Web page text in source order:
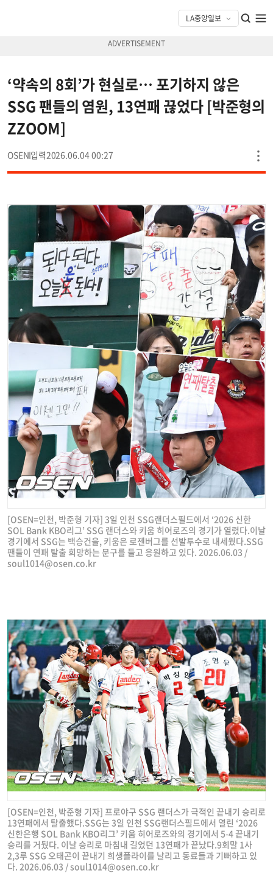
‘약속의 8회’가 현실로… 포기하지 않은
SSG 팬들의 염원, 13연패 끊었다 [박준형의
ZZOOM]
OSEN 2026.06.04 00:27
[OSEN=인천, 박준형 기자] 3일 인천 SSG랜더스필드에서 ‘2026 신한
SOL Bank KBO리그’ SSG 랜더스와 키움 히어로즈의 경기가 열렸다.이날
경기에서 SSG는 백승건을, 키움은 로젠버그를 선발투수로 내세웠다.SSG
팬들이 연패 탈출 희망하는 문구를 들고 응원하고 있다. 2026.06.03 /
soul1014@osen.co.kr
[OSEN=인천, 박준형 기자] 프로야구 SSG 랜더스가 극적인 끝내기 승리로
13연패에서 탈출했다.SSG는 3일 인천 SSG랜더스필드에서 열린 ‘2026
신한은행 SOL Bank KBO리그’ 키움 히어로즈와의 경기에서 5-4 끝내기
승리를 거뒀다. 이날 승리로 마침내 길었던 13연패가 끝났다.9회말 1사
2,3루 SSG 오태곤이 끝내기 희생플라이를 날리고 동료들과 기뻐하고 있
다. 2026.06.03 / soul1014@osen.co.kr